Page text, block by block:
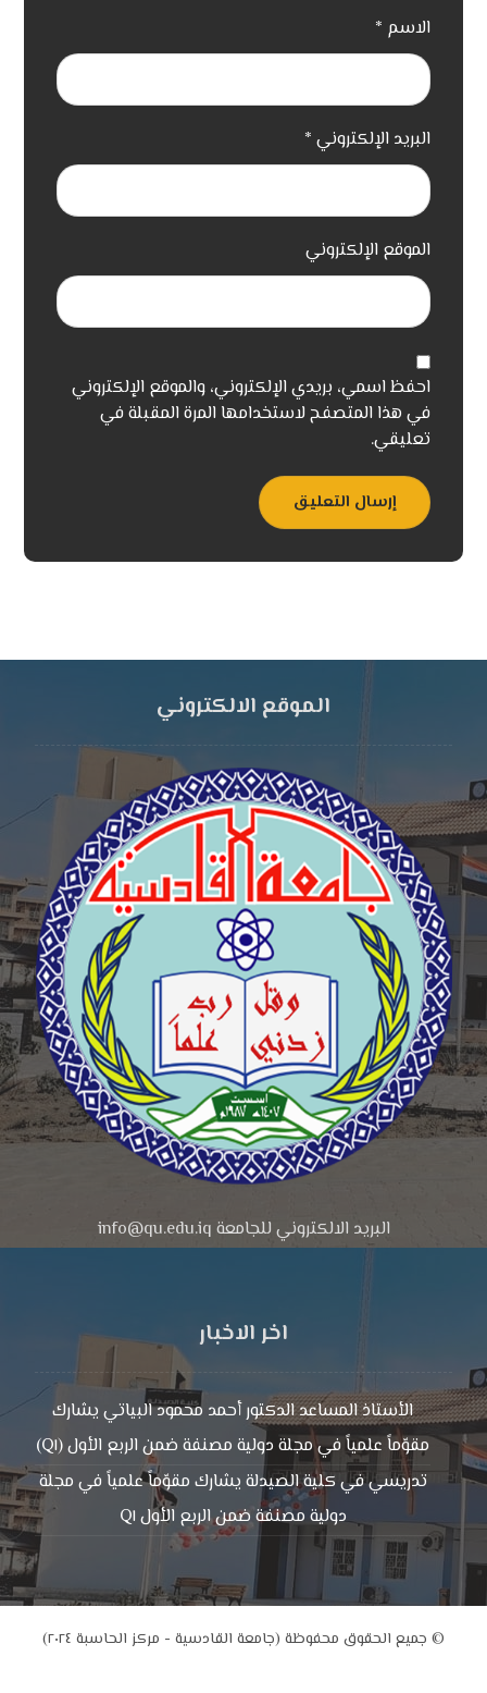
الاسم *
البريد الإلكتروني *
الموقع الإلكتروني
احفظ اسمي، بريدي الإلكتروني، والموقع الإلكتروني
في هذا المتصفح لاستخدامها المرة المقبلة في
تعليقي.
إرسال التعليق
الموقع الالكتروني
البريد الالكتروني للجامعة info@qu.edu.iq
اخر الاخبار
الأستاذ المساعد الدكتور أحمد محمود البياتي يشارك
مقوّماً علمياً في مجلة دولية مصنفة ضمن الربع الأول (Q١)
تدريسي في كلية الصيدلة يشارك مقوّماً علمياً في مجلة
دولية مصنفة ضمن الربع الأول Q١
© جميع الحقوق محفوظة (جامعة القادسية - مركز الحاسبة ٢٠٢٤)